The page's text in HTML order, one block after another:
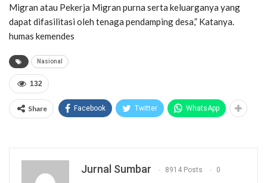
Migran atau Pekerja Migran purna serta keluarganya yang
dapat difasilitasi oleh tenaga pendamping desa,” Katanya.
humas kemendes
Nasional
132
Share Facebook Twitter WhatsApp
Jurnal Sumbar 8914 Posts 0